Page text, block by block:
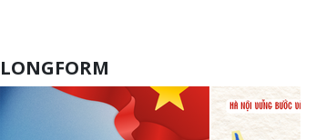
LONGFORM